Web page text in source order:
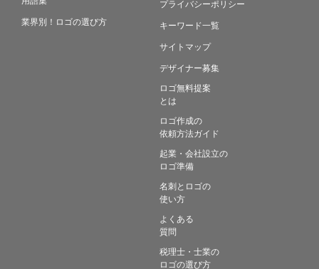
業界別！ロゴの選び方
プライバシーポリシー
キーワード一覧
サイトマップ
デザイナー募集
ロゴ無料提案
とは
ロゴ作成の
依頼方法ガイド
起業・会社設立の
ロゴ準備
名刺とロゴの
使い方
よくある
質問
税理士・士業の
ロゴの選び方